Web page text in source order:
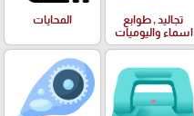
تجاليد , طوابع
اسماء واليوميات
المحايات